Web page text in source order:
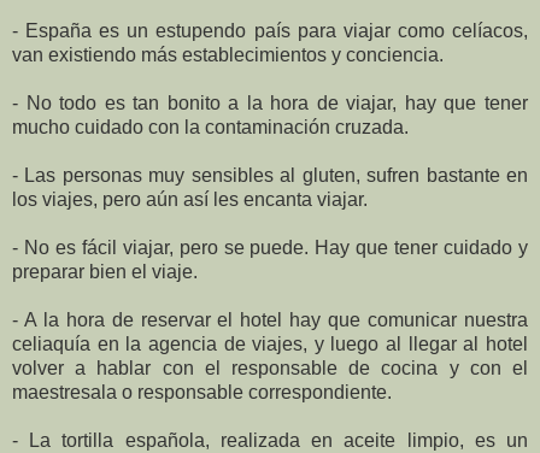
- España es un estupendo país para viajar como celíacos,
van existiendo más establecimientos y conciencia.
- No todo es tan bonito a la hora de viajar, hay que tener
mucho cuidado con la contaminación cruzada.
- Las personas muy sensibles al gluten, sufren bastante en
los viajes, pero aún así les encanta viajar.
- No es fácil viajar, pero se puede. Hay que tener cuidado y
preparar bien el viaje.
- A la hora de reservar el hotel hay que comunicar nuestra
celiaquía en la agencia de viajes, y luego al llegar al hotel
volver a hablar con el responsable de cocina y con el
maestresala o responsable correspondiente.
-
La tortilla española, realizada en aceite limpio, es un